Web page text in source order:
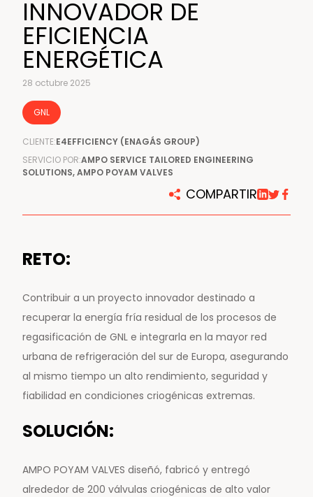
INNOVADOR DE
EFICIENCIA
ENERGÉTICA
28 octubre 2025
GNL
CLIENTE:E4EFFICIENCY (ENAGÁS GROUP)
SERVICIO POR:AMPO SERVICE TAILORED ENGINEERING
SOLUTIONS, AMPO POYAM VALVES
COMPARTIR
RETO:
Contribuir a un proyecto innovador destinado a
recuperar la energía fría residual de los procesos de
regasificación de GNL e integrarla en la mayor red
urbana de refrigeración del sur de Europa, asegurando
al mismo tiempo un alto rendimiento, seguridad y
fiabilidad en condiciones criogénicas extremas.
SOLUCIÓN:
AMPO POYAM VALVES diseñó, fabricó y entregó
alrededor de 200 válvulas criogénicas de alto valor